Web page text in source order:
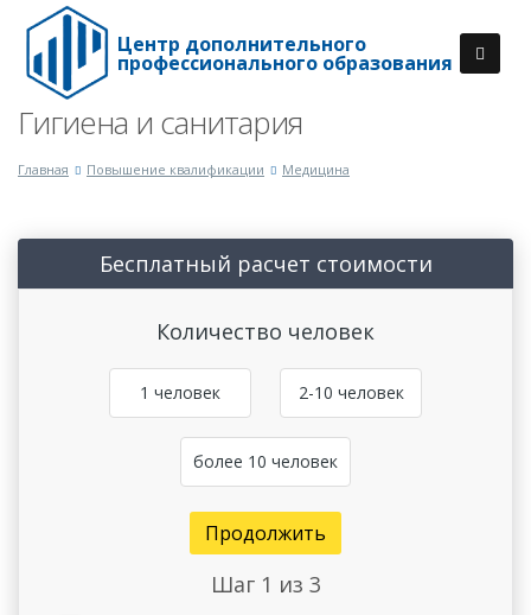
Центр дополнительного
профессионального образования
Гигиена и санитария
Главная Повышение квалификации Медицина
Бесплатный расчет стоимости
Количество человек
1 человек 2-10 человек
более 10 человек
Продолжить
Шаг 1 из 3